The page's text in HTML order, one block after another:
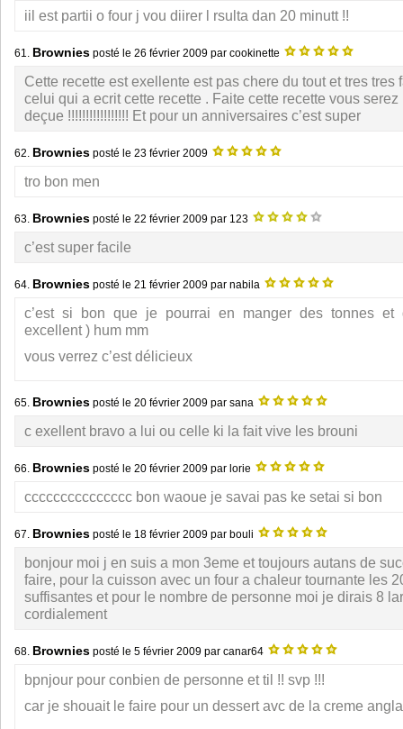
iil est partii o four j vou diirer l rsulta dan 20 minutt !!
61. Brownies posté le 26 février 2009 par cookinette
Cette recette est exellente est pas chere du tout et tres tres
celui qui a ecrit cette recette . Faite cette recette vous serez
deçue !!!!!!!!!!!!!!!!! Et pour un anniversaires c’est super
62. Brownies posté le 23 février 2009
tro bon men
63. Brownies posté le 22 février 2009 par 123
c’est super facile
64. Brownies posté le 21 février 2009 par nabila
c’est si bon que je pourrai en manger des tonnes et
excellent ) hum mm
vous verrez c’est délicieux
65. Brownies posté le 20 février 2009 par sana
c exellent bravo a lui ou celle ki la fait vive les brouni
66. Brownies posté le 20 février 2009 par lorie
ccccccccccccccc bon waoue je savai pas ke setai si bon
67. Brownies posté le 18 février 2009 par bouli
bonjour moi j en suis a mon 3eme et toujours autans de
faire, pour la cuisson avec un four a chaleur tournante les
suffisantes et pour le nombre de personne moi je dirais 8
cordialement
68. Brownies posté le 5 février 2009 par canar64
bpnjour pour conbien de personne et til !! svp !!!
car je shouait le faire pour un dessert avc de la creme